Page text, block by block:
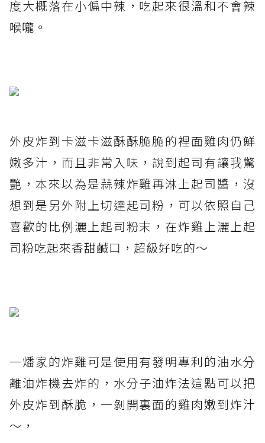
度大概落在小偏中辣，吃起來很溫和不會辣
喉嚨。
外皮炸到卡滋卡滋酥酥脆脆的裡面雞肉仍鮮
嫩多汁，而且非常入味，說到起司有讓我驚
艷，本來以為是蒜辣炸雞再淋上起司醬，沒
想到是另外附上切達起司粉，可以依照自己
喜歡的比例灑上起司粉末，在炸雞上灑上起
司粉吃起來香甜鹹口，超級好吃的～
一燔家的炸雞可是使用有發明專利的油水分
離油炸機去炸的，水分子油炸法這點可以把
外皮炸到酥脆，一剝開裏面的雞肉嫩到炸汁
～，